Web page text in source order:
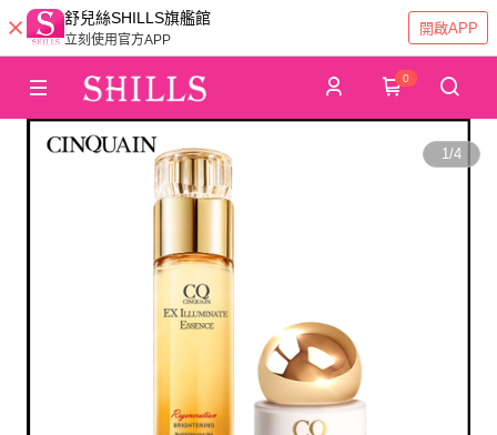
舒兒絲SHILLS旗艦館
立刻使用官方APP
開啟APP
0
1/4